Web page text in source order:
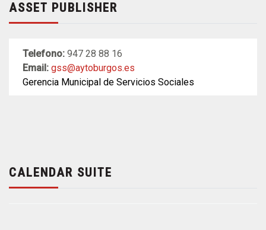
ASSET PUBLISHER
Telefono: 947 28 88 16
Email: gss@aytoburgos.es
Gerencia Municipal de Servicios Sociales
CALENDAR SUITE